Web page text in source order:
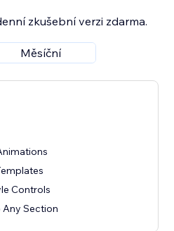
zkušební verzi zdarma.
Měsíční
Controls
Section